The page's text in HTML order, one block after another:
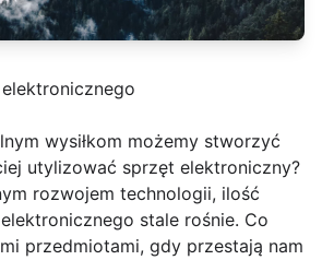
wysiłkom możemy stworzyć
utylizować sprzęt elektroniczny?
rozwojem technologii, ilość
stale rośnie. Co
przedmiotami, gdy przestają nam